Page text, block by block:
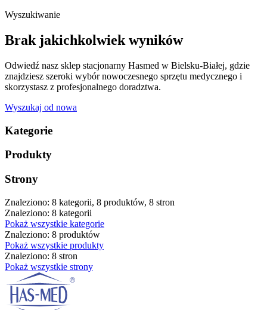
Wyszukiwanie
Brak jakichkolwiek wyników
Odwiedź nasz sklep stacjonarny Hasmed w Bielsku-Białej, gdzie
znajdziesz szeroki wybór nowoczesnego sprzętu medycznego i
skorzystasz z profesjonalnego doradztwa.
Wyszukaj od nowa
Kategorie
Produkty
Strony
Znaleziono: 8 kategorii, 8 produktów, 8 stron
Znaleziono: 8 kategorii
Pokaż wszystkie kategorie
Znaleziono: 8 produktów
Pokaż wszystkie produkty
Znaleziono: 8 stron
Pokaż wszystkie strony